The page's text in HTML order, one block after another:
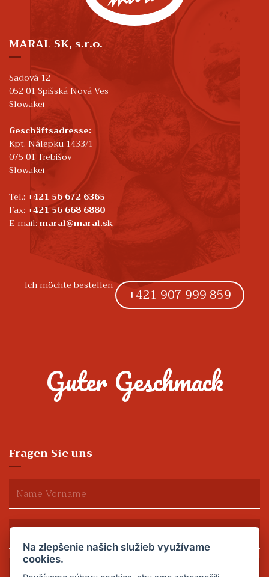
MARAL SK, s.r.o.
Sadová 12
052 01 Spišská Nová Ves
Slowakei
Geschäftsadresse:
Kpt. Nálepku 1433/1
075 01 Trebišov
Slowakei
Tel.: +421 56 672 6365
Fax: +421 56 668 6880
E-mail:maral@maral.sk
Ich möchte bestellen +421 907 999 859
Guter Geschmack
Fragen Sie uns
Na zlepšenie našich služieb využívame
cookies.